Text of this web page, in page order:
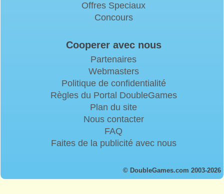
Offres Speciaux
Concours
Cooperer avec nous
Partenaires
Webmasters
Politique de confidentialité
Règles du Portal DoubleGames
Plan du site
Nous contacter
FAQ
Faites de la publicité avec nous
© DoubleGames.com 2003-2026